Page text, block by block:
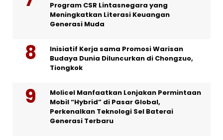
Program CSR Lintasnegara yang
Meningkatkan Literasi Keuangan
Generasi Muda
Inisiatif Kerja sama Promosi Warisan
Budaya Dunia Diluncurkan di Chongzuo,
Tiongkok
Molicel Manfaatkan Lonjakan Permintaan
Mobil “Hybrid” di Pasar Global,
Perkenalkan Teknologi Sel Baterai
Generasi Terbaru